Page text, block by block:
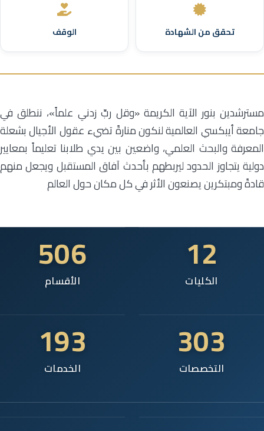
تحقق من الشهادة الوقف
مسترشدين بنور الآية الكريمة «وقل ربِّ زدني علماً»، ننطلق في
جامعة أيبكسي العالمية لنكون منارةً تضيء عقول الأجيال بشعلة
المعرفة والبحث العلمي، واضعين بين يدي طلابنا تعليماً بمعايير
دولية يتجاوز الحدود ليربطهم بأحدث آفاق المستقبل ويجعل منهم
قادةً ومبتكرين يصنعون الأثر في كل مكان حول العالم
12
الكليات
506
الأقسام
303
التخصصات
193
الخدمات